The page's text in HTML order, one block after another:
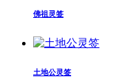
佛祖灵签
土地公灵签